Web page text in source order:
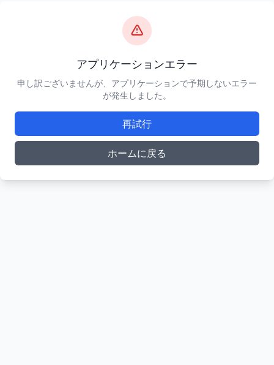
アプリケーションエラー
申し訳ございませんが、アプリケーションで予期しないエラー
が発生しました。
再試行
ホームに戻る